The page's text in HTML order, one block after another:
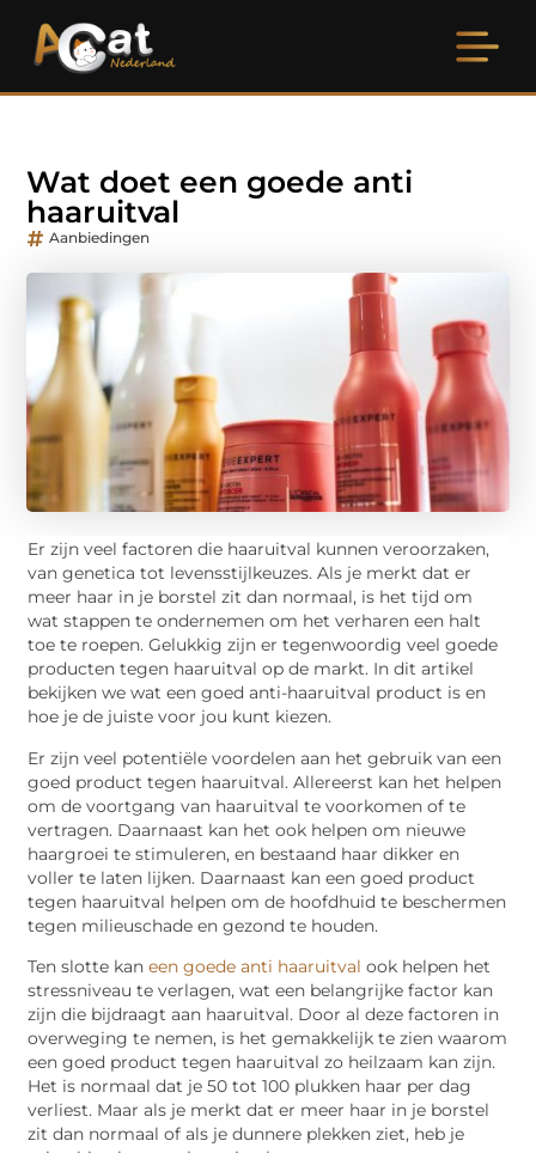
Wat doet een goede anti
haaruitval
Aanbiedingen
Er zijn veel factoren die haaruitval kunnen veroorzaken,
van genetica tot levensstijlkeuzes. Als je merkt dat er
meer haar in je borstel zit dan normaal, is het tijd om
wat stappen te ondernemen om het verharen een halt
toe te roepen. Gelukkig zijn er tegenwoordig veel goede
producten tegen haaruitval op de markt. In dit artikel
bekijken we wat een goed anti-haaruitval product is en
hoe je de juiste voor jou kunt kiezen.
Er zijn veel potentiële voordelen aan het gebruik van een
goed product tegen haaruitval. Allereerst kan het helpen
om de voortgang van haaruitval te voorkomen of te
vertragen. Daarnaast kan het ook helpen om nieuwe
haargroei te stimuleren, en bestaand haar dikker en
voller te laten lijken. Daarnaast kan een goed product
tegen haaruitval helpen om de hoofdhuid te beschermen
tegen milieuschade en gezond te houden.
Ten slotte kaneen goede anti haaruitval ook helpen het
stressniveau te verlagen, wat een belangrijke factor kan
zijn die bijdraagt aan haaruitval. Door al deze factoren in
overweging te nemen, is het gemakkelijk te zien waarom
een goed product tegen haaruitval zo heilzaam kan zijn.
Het is normaal dat je 50 tot 100 plukken haar per dag
verliest. Maar als je merkt dat er meer haar in je borstel
zit dan normaal of als je dunnere plekken ziet, heb je